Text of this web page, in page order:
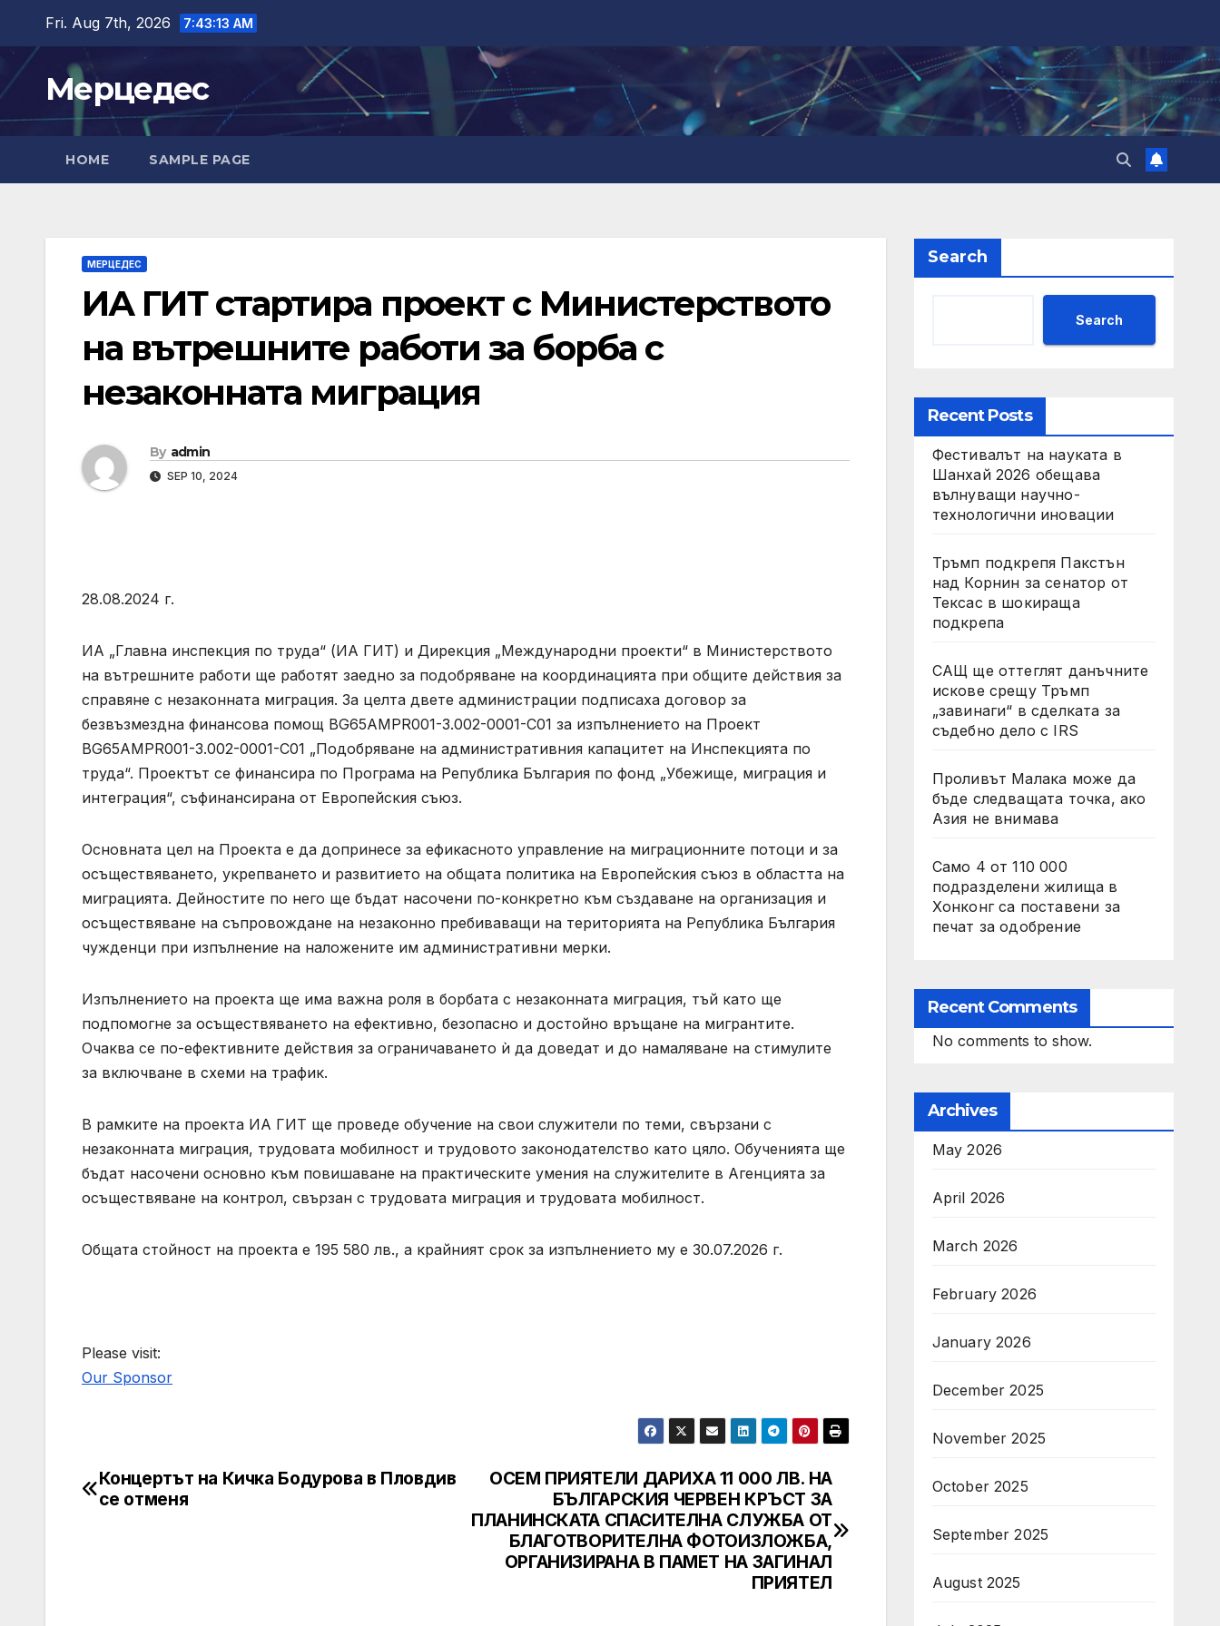
content
Fri. Aug 7th, 2026 7:43:13 AM
Мерцедес
HOME SAMPLE PAGE
МЕРЦЕДЕС
ИА ГИТ стартира проект с Министерството
на вътрешните работи за борба с
незаконната миграция
By admin
SEP 10, 2024
28.08.2024 г.
ИА „Главна инспекция по труда“ (ИА ГИТ) и Дирекция „Международни проекти“ в Министерството
на вътрешните работи ще работят заедно за подобряване на координацията при общите действия за
справяне с незаконната миграция. За целта двете администрации подписаха договор за
безвъзмездна финансова помощ BG65AMPR001-3.002-0001-C01 за изпълнението на Проект
BG65AMPR001-3.002-0001-C01 „Подобряване на административния капацитет на Инспекцията по
труда“. Проектът се финансира по Програма на Република България по фонд „Убежище, миграция и
интеграция“, съфинансирана от Европейския съюз.
Основната цел на Проекта е да допринесе за ефикасното управление на миграционните потоци и за
осъществяването, укрепването и развитието на общата политика на Европейския съюз в областта на
миграцията. Дейностите по него ще бъдат насочени по-конкретно към създаване на организация и
осъществяване на съпровождане на незаконно пребиваващи на територията на Република България
чужденци при изпълнение на наложените им административни мерки.
Изпълнението на проекта ще има важна роля в борбата с незаконната миграция, тъй като ще
подпомогне за осъществяването на ефективно, безопасно и достойно връщане на мигрантите.
Очаква се по-ефективните действия за ограничаването ѝ да доведат и до намаляване на стимулите
за включване в схеми на трафик.
В рамките на проекта ИА ГИТ ще проведе обучение на свои служители по теми, свързани с
незаконната миграция, трудовата мобилност и трудовото законодателство като цяло. Обученията ще
бъдат насочени основно към повишаване на практическите умения на служителите в Агенцията за
осъществяване на контрол, свързан с трудовата миграция и трудовата мобилност.
Общата стойност на проекта е 195 580 лв., а крайният срок за изпълнението му е 30.07.2026 г.
Please visit:
Our Sponsor
Post
ОСЕМ ПРИЯТЕЛИ ДАРИХА 11 000 ЛВ. НА
БЪЛГАРСКИЯ ЧЕРВЕН КРЪСТ ЗА
ПЛАНИНСКАТА СПАСИТЕЛНА СЛУЖБА ОТ
БЛАГОТВОРИТЕЛНА ФОТОИЗЛОЖБА,
ОРГАНИЗИРАНА В ПАМЕТ НА ЗАГИНАЛ
ПРИЯТЕЛ
Концертът на Кичка Бодурова в Пловдив
се отменя
Search
Search
Recent Posts
Фестивалът на науката в
Шанхай 2026 обещава
вълнуващи научно-
технологични иновации
Тръмп подкрепя Пакстън
над Корнин за сенатор от
Тексас в шокираща
подкрепа
САЩ ще оттеглят данъчните
искове срещу Тръмп
„завинаги“ в сделката за
съдебно дело с IRS
Проливът Малака може да
бъде следващата точка, ако
Азия не внимава
Само 4 от 110 000
подразделени жилища в
Хонконг са поставени за
печат за одобрение
Recent Comments
No comments to show.
Archives
May 2026
April 2026
March 2026
February 2026
January 2026
December 2025
November 2025
October 2025
September 2025
August 2025